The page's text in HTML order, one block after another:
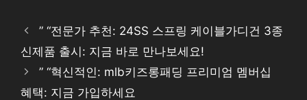
” “전문가 추천: 24SS 스프링 케이블가디건 3종
신제품 출시: 지금 바로 만나보세요!
” “혁신적인: mlb키즈롱패딩 프리미엄 멤버십
혜택: 지금 가입하세요